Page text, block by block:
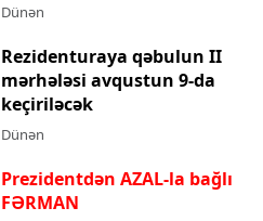
Dünən
Rezidenturaya qəbulun II
mərhələsi avqustun 9-da
keçiriləcək
Dünən
Prezidentdən AZAL-la bağlı
FƏRMAN